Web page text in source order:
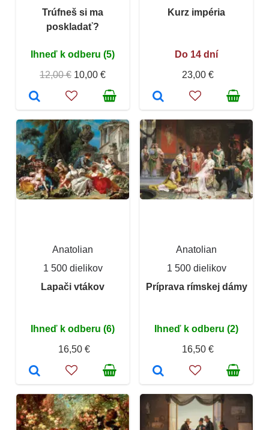
Trúfneš si ma
poskladať?
Ihneď k odberu (5)
12,00 € 10,00 €
Kurz impéria
Do 14 dní
23,00 €
Anatolian
1 500 dielikov
Lapači vtákov
Ihneď k odberu (6)
16,50 €
Anatolian
1 500 dielikov
Príprava rímskej dámy
Ihneď k odberu (2)
16,50 €